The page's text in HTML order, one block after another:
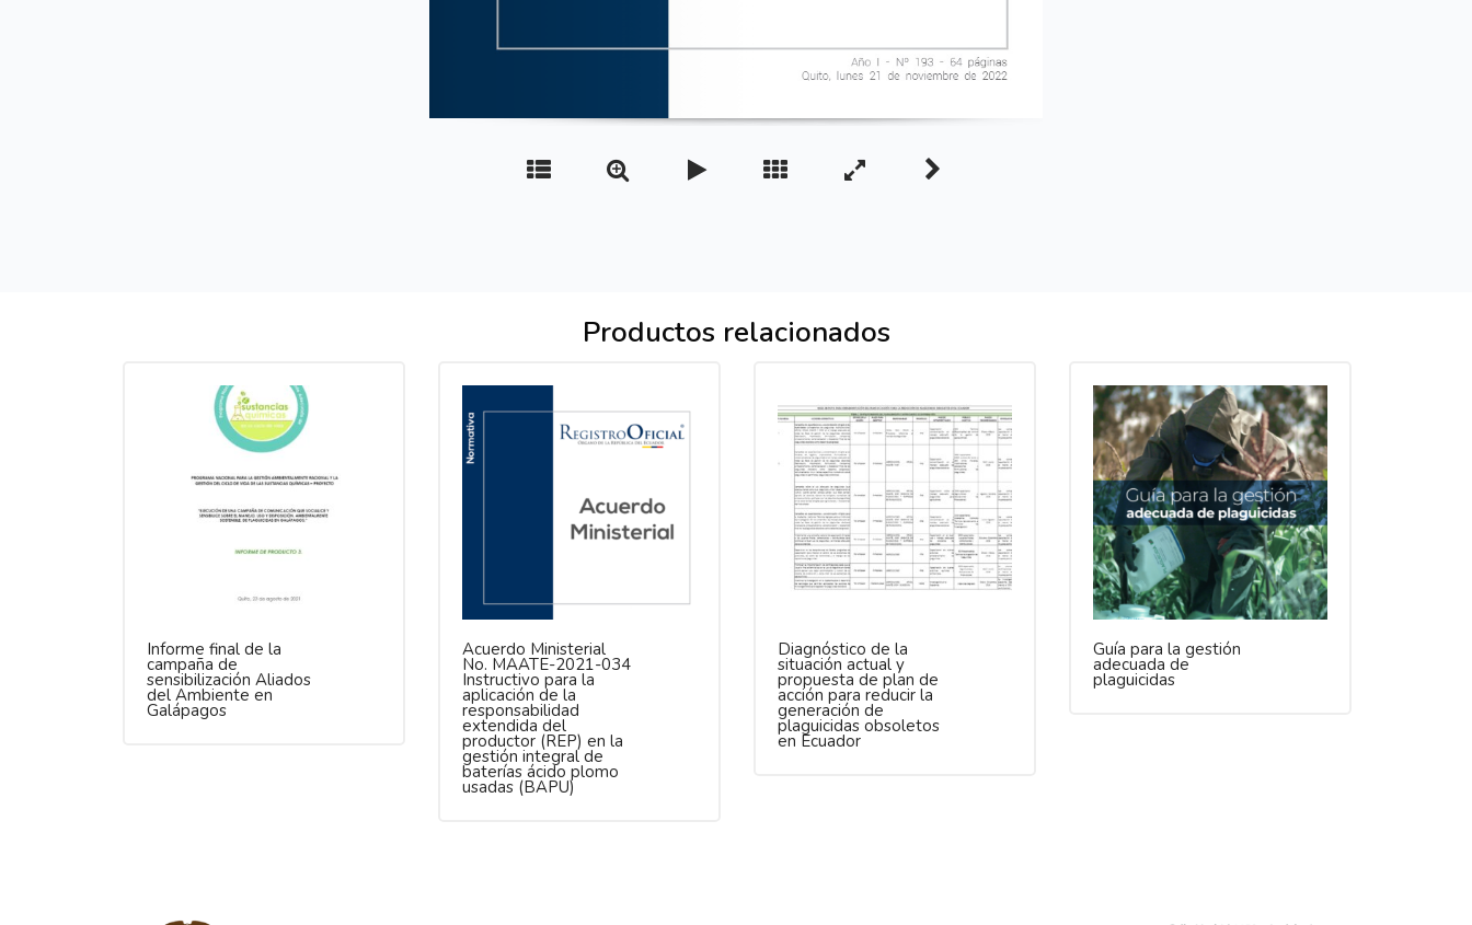
Productos relacionados
Informe final de la
campaña de
sensibilización Aliados
del Ambiente en
Galápagos
Acuerdo Ministerial
No. MAATE-2021-034
Instructivo para la
aplicación de la
responsabilidad
extendida del
productor (REP) en la
gestión integral de
baterías ácido plomo
usadas (BAPU)
Diagnóstico de la
situación actual y
propuesta de plan de
acción para reducir la
generación de
plaguicidas obsoletos
en Ecuador
Guía para la gestión
adecuada de
plaguicidas